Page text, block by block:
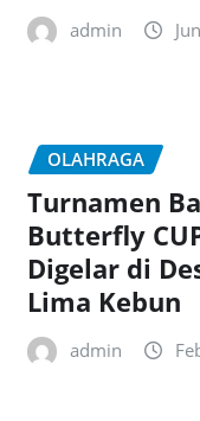
admin
OLAHRAGA
Turnamen
Butterfly
Digelar di
Lima Kebun
admin